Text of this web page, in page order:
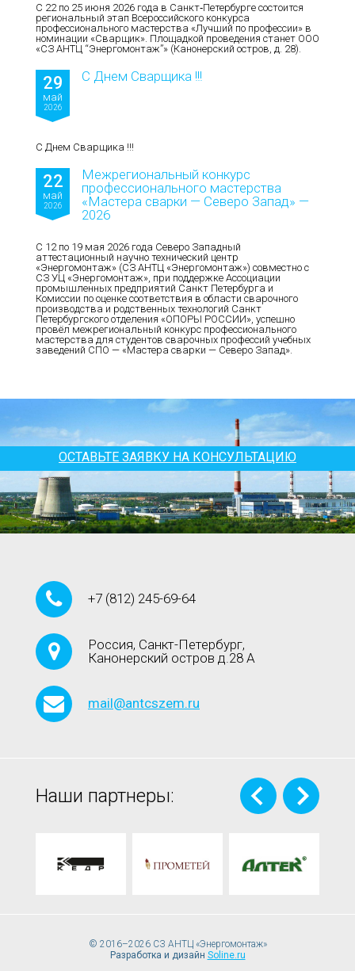
С 22 по 25 июня 2026 года в Санкт‑Петербурге состоится
региональный этап Всероссийского конкурса
профессионального мастерства «Лучший по профессии» в
номинации «Сварщик». Площадкой проведения станет ООО
«СЗ АНТЦ “Энергомонтаж”» (Канонерский остров, д. 28).
29
май
2026
С Днем Сварщика !!!
С Днем Сварщика !!!
22
май
2026
Межрегиональный конкурс
профессионального мастерства
«Мастера сварки — Северо Запад» —
2026
С 12 по 19 мая 2026 года Северо Западный
аттестационный научно технический центр
«Энергомонтаж» (СЗ АНТЦ «Энергомонтаж») совместно с
СЗ УЦ «Энергомонтаж», при поддержке Ассоциации
промышленных предприятий Санкт Петербурга и
Комиссии по оценке соответствия в области сварочного
производства и родственных технологий Санкт
Петербургского отделения «ОПОРЫ РОССИИ», успешно
провёл межрегиональный конкурс профессионального
мастерства для студентов сварочных профессий учебных
заведений СПО — «Мастера сварки — Северо Запад».
ОСТАВЬТЕ ЗАЯВКУ НА КОНСУЛЬТАЦИЮ
+7 (812) 245-69-64
Россия, Санкт-Петербург,
Канонерский остров д.28 А
mail@antcszem.ru
Наши партнеры:
© 2016–2026 СЗ АНТЦ «Энергомонтаж»
Разработка и дизайн Soline.ru